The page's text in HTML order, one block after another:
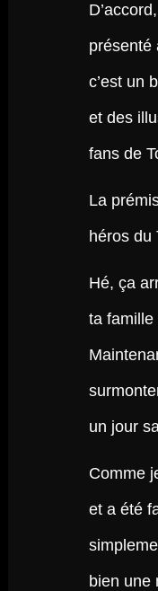
présenté
c’est un
et des
fans de
La
héros du
Hé, ça
ta famille
un jour
Comme
et a été
bien une